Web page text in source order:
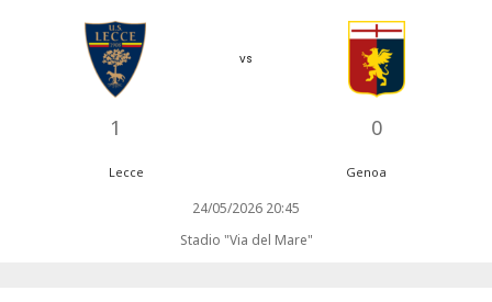
1
vs
0
Lecce Genoa
24/05/2026 20:45
Stadio "Via del Mare"